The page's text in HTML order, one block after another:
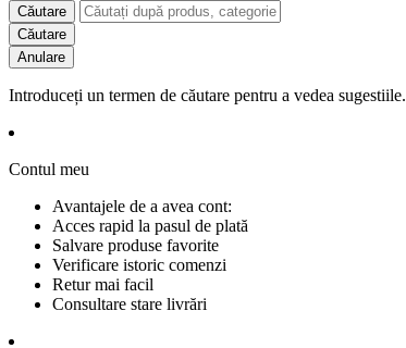
Căutare
Căutare
Anulare
Introduceți un termen de căutare pentru a vedea sugestiile.
Contul meu
Avantajele de a avea cont:
Acces rapid la pasul de plată
Salvare produse favorite
Verificare istoric comenzi
Retur mai facil
Consultare stare livrări